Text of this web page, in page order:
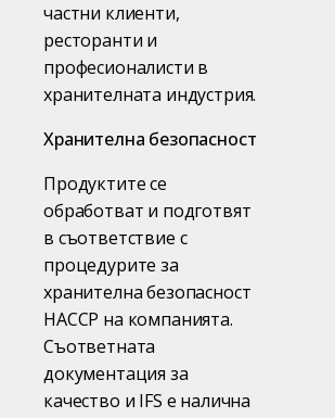
частни клиенти,
ресторанти и
професионалисти в
хранителната индустрия.
Хранителна безопасност
Продуктите се
обработват и подготвят
в съответствие с
процедурите за
хранителна безопасност
HACCP на компанията.
Съответната
документация за
качество и IFS е налична